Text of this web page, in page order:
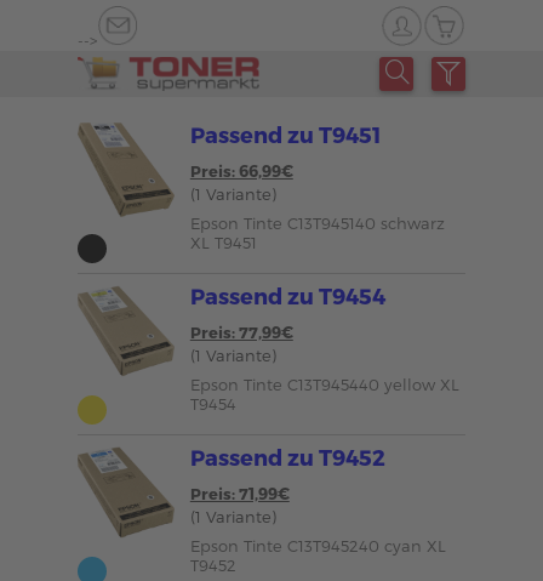
-->
Passend zu T9451
Preis: 66,99€
(1 Variante)
Epson Tinte C13T945140 schwarz
XL T9451
Passend zu T9454
Preis: 77,99€
(1 Variante)
Epson Tinte C13T945440 yellow XL
T9454
Passend zu T9452
Preis: 71,99€
(1 Variante)
Epson Tinte C13T945240 cyan XL
T9452